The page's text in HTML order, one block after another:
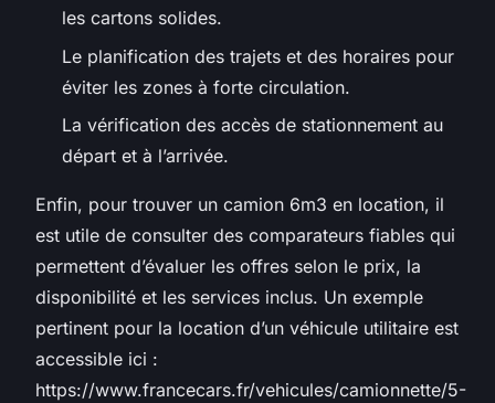
les cartons solides.
Le planification des trajets et des horaires pour
éviter les zones à forte circulation.
La vérification des accès de stationnement au
départ et à l’arrivée.
Enfin, pour trouver un camion 6m3 en location, il
est utile de consulter des comparateurs fiables qui
permettent d’évaluer les offres selon le prix, la
disponibilité et les services inclus. Un exemple
pertinent pour la location d’un véhicule utilitaire est
accessible ici :
https://www.francecars.fr/vehicules/camionnette/5-